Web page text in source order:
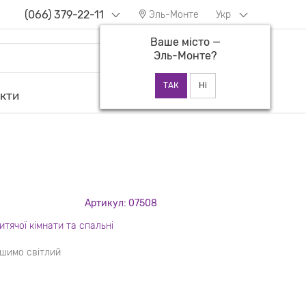
(066) 379-22-11 Эль-Монте
Ваше місто —
Эль-Монте?
Укр
Артикул: 07508
кімнати та спальні
світлий